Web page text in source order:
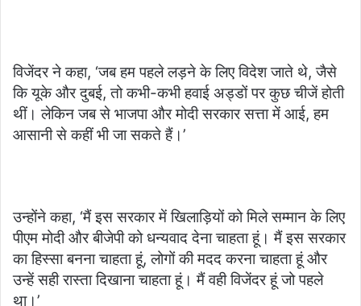
विजेंदर ने कहा, ‘जब हम पहले लड़ने के लिए विदेश जाते थे, जैसे
कि यूके और दुबई, तो कभी-कभी हवाई अड्डों पर कुछ चीजें होती
थीं। लेकिन जब से भाजपा और मोदी सरकार सत्ता में आई, हम
आसानी से कहीं भी जा सकते हैं।’
उन्होंने कहा, ‘मैं इस सरकार में खिलाड़ियों को मिले सम्मान के लिए
पीएम मोदी और बीजेपी को धन्यवाद देना चाहता हूं। मैं इस सरकार
का हिस्सा बनना चाहता हूं, लोगों की मदद करना चाहता हूं और
उन्हें सही रास्ता दिखाना चाहता हूं। मैं वही विजेंदर हूं जो पहले
था।’